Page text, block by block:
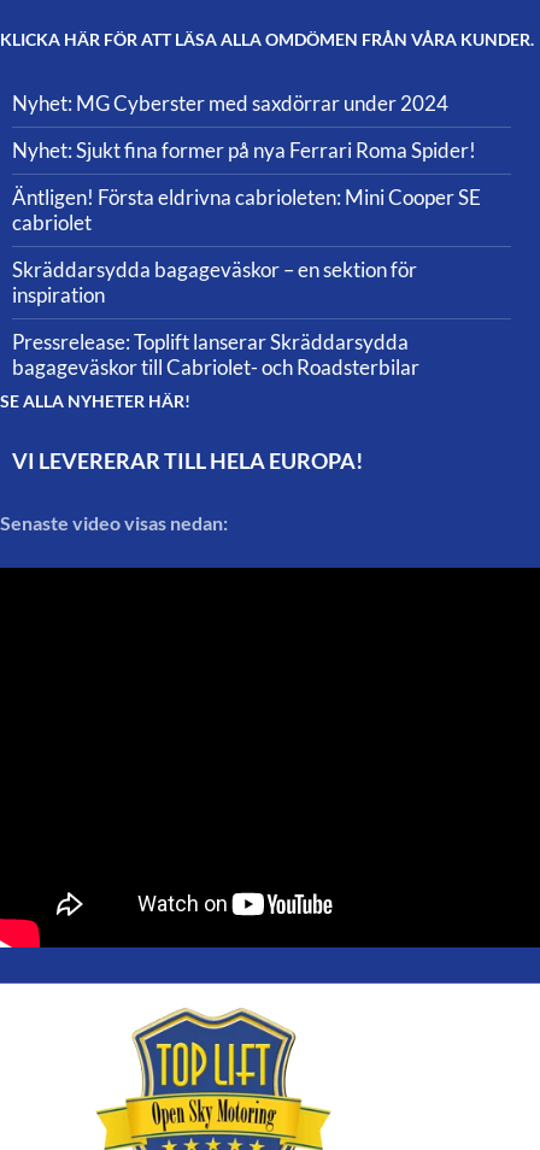
KLICKA HÄR FÖR ATT LÄSA ALLA OMDÖMEN FRÅN VÅRA KUNDER.
Nyhet: MG Cyberster med saxdörrar under 2024
Nyhet: Sjukt fina former på nya Ferrari Roma Spider!
Äntligen! Första eldrivna cabrioleten: Mini Cooper SE
cabriolet
Skräddarsydda bagageväskor – en sektion för
inspiration
Pressrelease: Toplift lanserar Skräddarsydda
bagageväskor till Cabriolet- och Roadsterbilar
SE ALLA NYHETER HÄR!
VI LEVERERAR TILL HELA EUROPA!
Senaste video visas nedan: